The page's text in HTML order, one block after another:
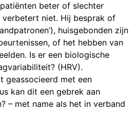
beter of slechter
verbetert niet. Hij besprak of
huisgebonden zijn
of het hebben van
Is er een biologische
(HRV).
geassocieerd met een
kan dit een gebrek aan
– met name als het in verband